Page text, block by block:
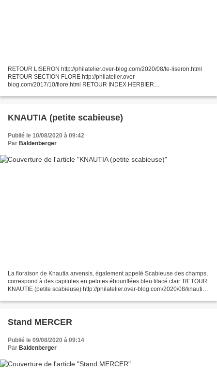
RETOUR LISERON http://philatelier.over-blog.com/2020/08/le-liseron.html
RETOUR SECTION FLORE http://philatelier.over-
blog.com/2017/10/flore.html RETOUR INDEX HERBIER
KNAUTIA (petite scabieuse)
Publié le 10/08/2020 à 09:42
Par Baldenberger
La floraison de Knautia arvensis, également appelé Scabieuse des champs,
correspond à des capitules en pelotes ébouriffées bleu lilacé clair. RETOUR
KNAUTIE (petite scabieuse) http://philatelier.over-blog.com/2020/08/knautia-
Stand MERCER
Publié le 09/08/2020 à 09:14
Par Baldenberger